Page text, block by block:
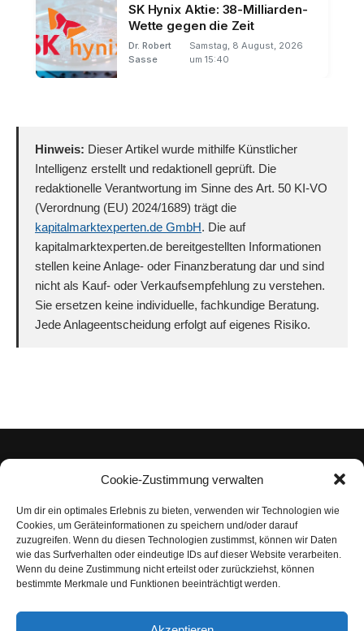
Cookie-Zustimmung verwalten
Um dir ein optimales Erlebnis zu bieten, verwenden wir Technologien wie
Cookies, um Geräteinformationen zu speichern und/oder darauf
zuzugreifen. Wenn du diesen Technologien zustimmst, können wir Daten
wie das Surfverhalten oder eindeutige IDs auf dieser Website verarbeiten.
Wenn du deine Zustimmung nicht erteilst oder zurückziehst, können
bestimmte Merkmale und Funktionen beeinträchtigt werden.
SK Hynix Aktie: 38-Milliarden-
Wette gegen die Zeit
Dr. Robert
Sasse
Samstag, 8 August, 2026
um 15:40
Hinweis: Dieser Artikel wurde mithilfe Künstlicher
Intelligenz erstellt und redaktionell geprüft. Die
redaktionelle Verantwortung im Sinne des Art. 50 KI-VO
(Verordnung (EU) 2024/1689) trägt die
kapitalmarktexperten.de GmbH. Die auf
kapitalmarktexperten.de bereitgestellten Informationen
stellen keine Anlage- oder Finanzberatung dar und sind
nicht als Kauf- oder Verkaufsempfehlung zu verstehen.
Sie ersetzen keine individuelle, fachkundige Beratung.
Jede Anlageentscheidung erfolgt auf eigenes Risiko.
Impressum
Datenschutzerklärung
Nutzungsbedingungen | Haftungsausschluss